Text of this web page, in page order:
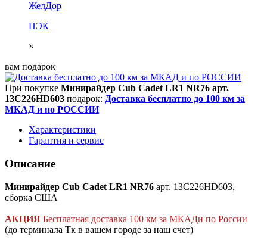
ЖелДор
ПЭК
×
вам подарок
При покупке Минирайдер Cub Cadet LR1 NR76 арт.
13C226HD603 подарок: Доставка бесплатно до 100 км за
МКАД и по РОССИИ
Характеристики
Гарантия и сервис
Описание
Минирайдер Cub Cadet LR1 NR76 арт. 13C226HD603,
сборка США
АКЦИЯ Бесплатная доставка 100 км за МКАДи по России
(до терминала Тк в вашем городе за наш счет)